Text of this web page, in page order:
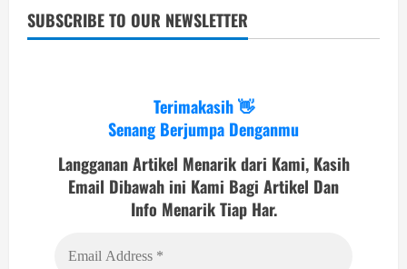
SUBSCRIBE TO OUR NEWSLETTER
Terimakasih 👋
Senang Berjumpa Denganmu
Langganan Artikel Menarik dari Kami, Kasih
Email Dibawah ini Kami Bagi Artikel Dan
Info Menarik Tiap Har.